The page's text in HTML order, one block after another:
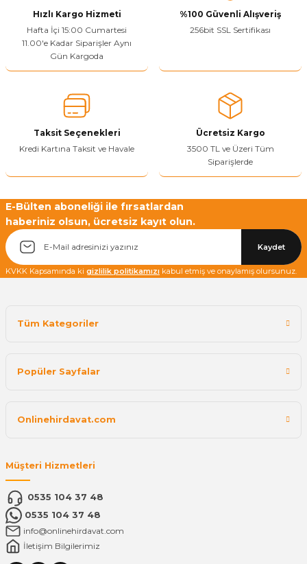
Ürün resmi kalitesiz, bozuk veya görüntülenemiyor.
Ürün açıklamasında eksik bilgiler bulunuyor.
Sitenize Pek Güvenemedim
Bu ürüne benzer farklı alternatifler olmalı.
Yetkiliye Gönder
Hızlı Kargo Hizmeti
Hafta İçi 15:00 Cumartesi
11.00'e Kadar Siparişler Aynı
Gün Kargoda
%100 Güvenli Alışveriş
256bit SSL Sertifikası
Taksit Seçenekleri
Kredi Kartına Taksit ve Havale
Ücretsiz Kargo
3500 TL ve Üzeri Tüm
Siparişlerde
E-Bülten aboneliği ile fırsatlardan
haberiniz olsun, ücretsiz kayıt olun.
Kaydet
KVKK Kapsamında ki gizlilik politikamızı kabul etmiş ve onaylamış olursunuz.
Tüm Kategoriler
Popüler Sayfalar
Onlinehirdavat.com
Müşteri Hizmetleri
0535 104 37 48
0535 104 37 48
info@onlinehirdavat.com
İletişim Bilgilerimiz